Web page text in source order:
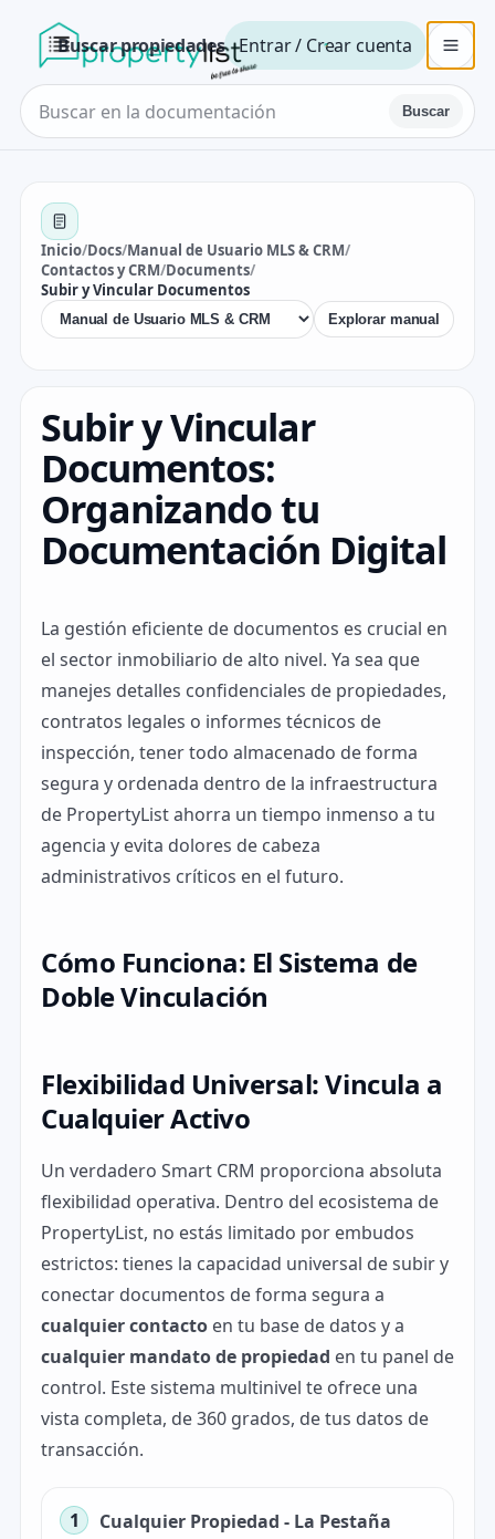
Buscar propiedades Entrar / Crear cuenta
Buscar
Inicio/Docs/Manual de Usuario MLS & CRM/
Contactos y CRM/Documents/
Subir y Vincular Documentos
Explorar manual
Subir y Vincular
Documentos:
Organizando tu
Documentación Digital
La gestión eficiente de documentos es crucial en
el sector inmobiliario de alto nivel. Ya sea que
manejes detalles confidenciales de propiedades,
contratos legales o informes técnicos de
inspección, tener todo almacenado de forma
segura y ordenada dentro de la infraestructura
de PropertyList ahorra un tiempo inmenso a tu
agencia y evita dolores de cabeza
administrativos críticos en el futuro.
Cómo Funciona: El Sistema de
Doble Vinculación
Flexibilidad Universal: Vincula a
Cualquier Activo
Un verdadero Smart CRM proporciona absoluta
flexibilidad operativa. Dentro del ecosistema de
PropertyList, no estás limitado por embudos
estrictos: tienes la capacidad universal de subir y
conectar documentos de forma segura a
cualquier contacto en tu base de datos y a
cualquier mandato de propiedad en tu panel de
control. Este sistema multinivel te ofrece una
vista completa, de 360 grados, de tus datos de
transacción.
Cualquier Propiedad - La Pestaña